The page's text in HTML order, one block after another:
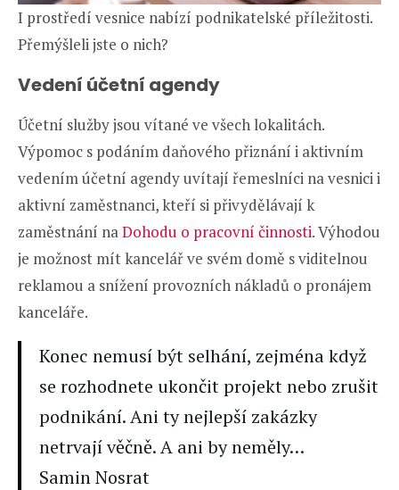
I prostředí vesnice nabízí podnikatelské příležitosti.
Přemýšleli jste o nich?
Vedení účetní agendy
Účetní služby jsou vítané ve všech lokalitách.
Výpomoc s podáním daňového přiznání i aktivním
vedením účetní agendy uvítají řemeslníci na vesnici i
aktivní zaměstnanci, kteří si přivydělávají k
zaměstnání naDohodu o pracovní činnosti. Výhodou
je možnost mít kancelář ve svém domě s viditelnou
reklamou a snížení provozních nákladů o pronájem
kanceláře.
Konec nemusí být selhání, zejména když
se rozhodnete ukončit projekt nebo zrušit
podnikání. Ani ty nejlepší zakázky
netrvají věčně. A ani by neměly…
Samin Nosrat